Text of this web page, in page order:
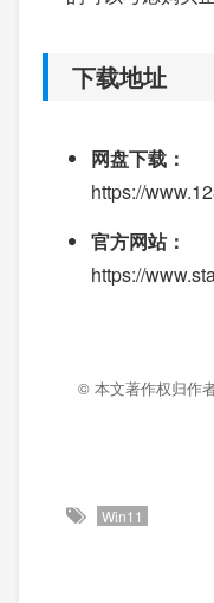
下载地址
网盘下载：
https://
官方网站：
https://
© 本文著作权归作
Win11